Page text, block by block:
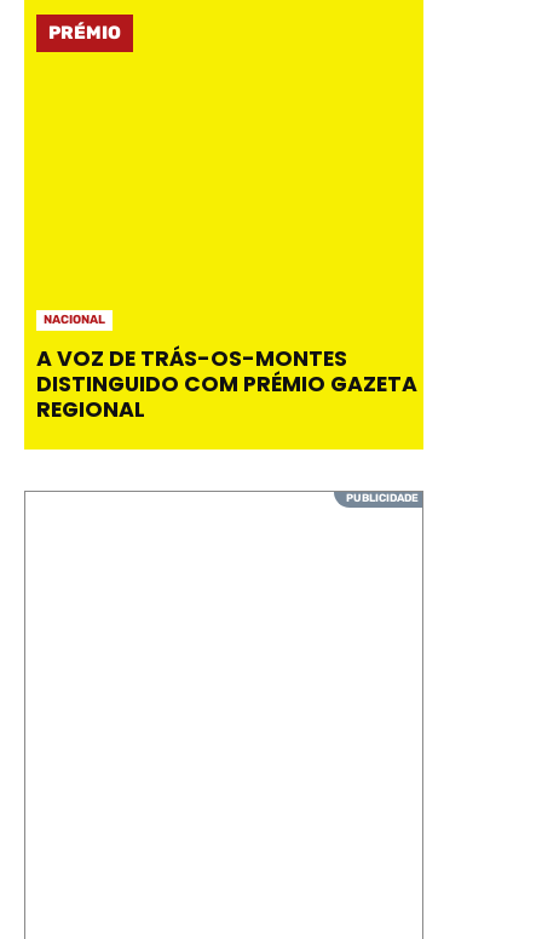
PRÉMIO
NACIONAL
A VOZ DE TRÁS-OS-MONTES
DISTINGUIDO COM PRÉMIO GAZETA
REGIONAL